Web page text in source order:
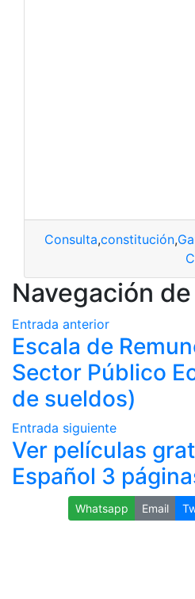
Consulta,constitución,
Navegación
Entrada anterior
Escala de
Sector Público
de sueldos)
Entrada siguiente
Ver películas
Español 3
Whatsapp Email